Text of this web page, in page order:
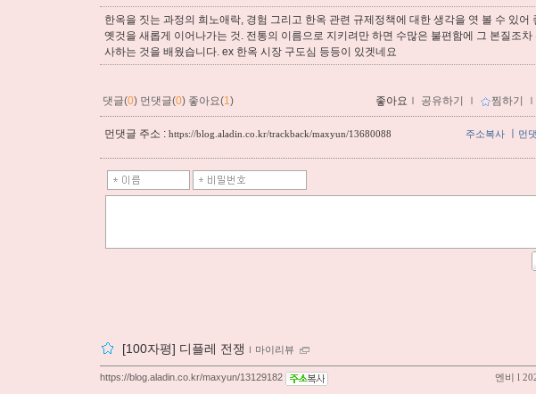
한옥을 짓는 과정의 희노애락, 경험 그리고 한옥 관련 규제정책에 대한 생각을 엿 볼 수 있어
옛것을 새롭게 이어나가는 것. 전통의 이름으로 지키려만 하면 수많은 불편함에 그 본질조차
사하는 것을 배웠습니다. ex 한옥 시장 구도심 등등이 있겟네요
댓글(0) 먼댓글(0) 좋아요(1) 좋아요 ｌ 공유하기 ｌ 찜하기 ｌ
먼댓글 주소 : https://blog.aladin.co.kr/trackback/maxyun/13680088 먼
주소복사
[100자평] 디플레 전쟁 ｌ 마이리뷰
엔비 l
https://blog.aladin.co.kr/maxyun/13129182